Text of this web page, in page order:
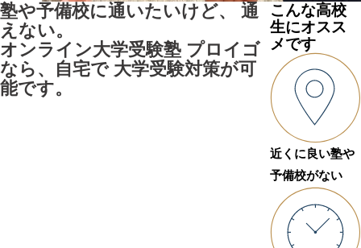
塾や予備校に通いたいけど、
通
えない。
オンライン大学受験塾 プロイゴ
なら、自宅で 大学受験対策が可
能です。
こんな高校
生にオスス
メです
近くに良い塾や
予備校がない